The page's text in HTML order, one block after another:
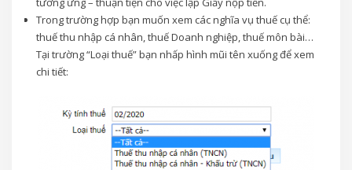
Trong trường hợp bạn muốn xem các nghĩa vụ thuế cụ thể:
thuế thu nhập cá nhân, thuế Doanh nghiệp, thuế môn bài…
Tại trường “Loại thuế” bạn nhấp hình mũi tên xuống để xem
chi tiết: